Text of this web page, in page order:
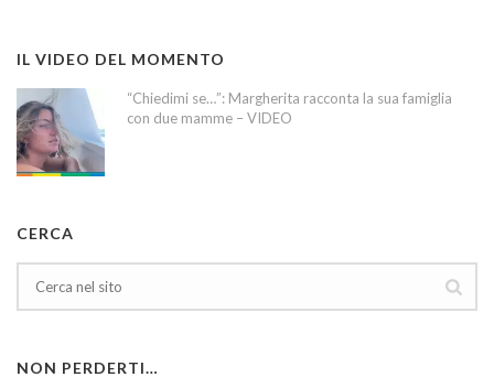
IL VIDEO DEL MOMENTO
“Chiedimi se…”: Margherita racconta la sua famiglia
con due mamme – VIDEO
CERCA
NON PERDERTI…